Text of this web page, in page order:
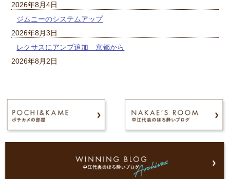
2026年8月4日
ジムニーのシステムアップ
2026年8月3日
レクサスにアンプ追加 京都から
2026年8月2日